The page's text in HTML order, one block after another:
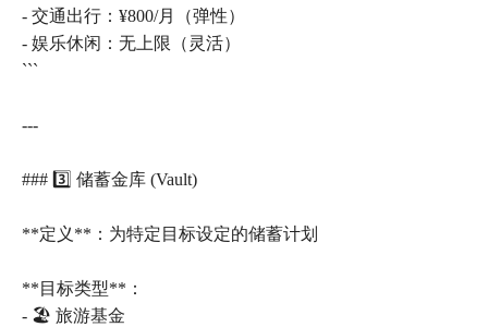
- 交通出行：¥800/月（弹性）
- 娱乐休闲：无上限（灵活）
```
---
### 3️⃣ 储蓄金库 (Vault)
**定义**：为特定目标设定的储蓄计划
**目标类型**：
- 🏖️ 旅游基金